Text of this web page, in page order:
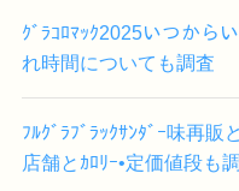
ｸﾞﾗｺﾛﾏｯｸ2025いつから
れ時間についても調査
ﾌﾙｸﾞﾗﾌﾞﾗｯｸｻﾝﾀﾞｰ味再
店舗とｶﾛﾘｰ•定価値段も